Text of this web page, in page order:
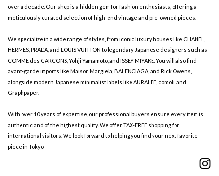
over a decade. Our shop is a hidden gem for fashion enthusiasts, offering a
meticulously curated selection of high-end vintage and pre-owned pieces.
We specialize in a wide range of styles, from iconic luxury houses like CHANEL,
HERMES, PRADA, and LOUIS VUITTON to legendary Japanese designers such as
COMME des GARCONS, Yohji Yamamoto, and ISSEY MIYAKE. You will also find
avant-garde imports like Maison Margiela, BALENCIAGA, and Rick Owens,
alongside modern Japanese minimalist labels like AURALEE, comoli, and
Graphpaper.
With over 10 years of expertise, our professional buyers ensure every item is
authentic and of the highest quality. We offer TAX-FREE shopping for
international visitors. We look forward to helping you find your next favorite
piece in Tokyo.